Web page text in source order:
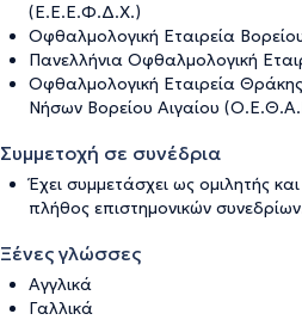
(Ε.Ε.Ε.Φ.Δ.Χ.)
Οφθαλμολογική Εταιρεία
Πανελλήνια Οφθαλμολογική
Οφθαλμολογική Εταιρεία
Νήσων Βορείου Αιγαίου
Συμμετοχή σε συνέδρια
Έχει συμμετάσχει ως ομιλητής
πλήθος επιστημονικών
Ξένες γλώσσες
Αγγλικά
Γαλλικά